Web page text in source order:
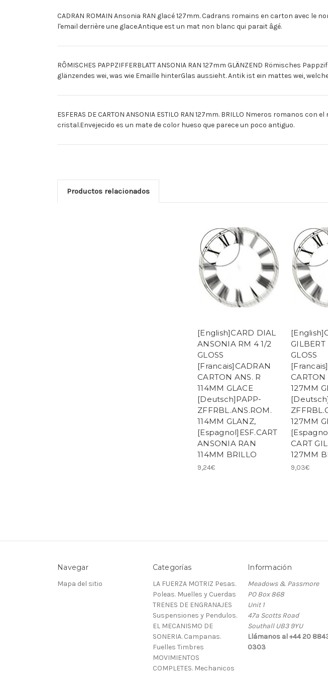
CADRAN ROMAIN Ansonia RAN glacé 127mm. Cadrans romains en carton avec
l'email derrière une glace.Antique est un mat non blanc qui parait âgé.
RÔMISCHES PAPPZIFFERBLATT ANSONIA RAN 127mm GLÄNZEND Römisches
glänzendes wei, was wie Emaille hinterGlas aussieht. Antik ist ein mattes wei,
ESFERAS DE CARTON ANSONIA ESTILO RAN 127mm. BRILLO Nmeros romanos
cristal.Envejecido es un mate de color hueso que parece un poco antiguo.
Productos relacionados
[English]CARD DIAL
ANSONIA RM 4 1/2
GLOSS
[Francais]CADRAN
CARTON ANS. R
114MM GLACE
[Deutsch]PAPP-
ZFFRBL.ANS.ROM.
114MM GLANZ,
[Espagnol]ESF.CART
ANSONIA RAN
114MM BRILLO
9,24€
GILBERT
GLOSS
CARTON
127MM
127MM
CART
127MM
9,03€
Navegar
Mapa del sitio
Categorías
LA FUERZA MOTRIZ Pesas.
Poleas. Muelles y Cuerdas
TRENES DE ENGRANAJES
Suspensiones y Pendulos.
EL MECANISMO DE
SONERIA. Campanas.
Fuelles Timbres
MOVIMIENTOS
COMPLETES. Mechanicos
Información
Meadows & Passmore
PO Box 868
Unit 1
47a Scotts Road
Southall UB3 9YU
Llámanos al +44 20
0303